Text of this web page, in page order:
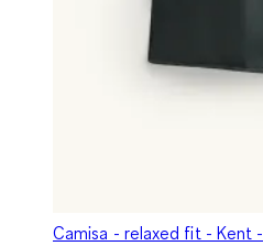
Camisa - relaxed fit - Kent -